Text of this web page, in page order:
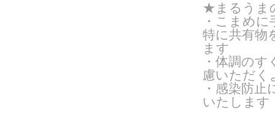
★まるうま
・こまめ
特に共有物
ます
・体調の
慮いただく
・感染防
いたします